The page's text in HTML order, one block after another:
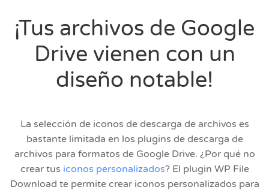
¡Tus archivos de Google
Drive vienen con un
diseño notable!
La selección de iconos de descarga de archivos es
bastante limitada en los plugins de descarga de
archivos para formatos de Google Drive. ¿Por qué no
crear tus iconos personalizados? El plugin WP File
Download te permite crear iconos personalizados para